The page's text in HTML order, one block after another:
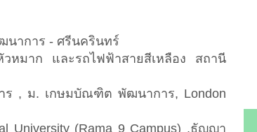
าการ - ศรีนครินทร์
มาก และรถไฟฟ้าสายสีเหลือง สถานี
ร , ม. เกษมบัณฑิต พัฒนาการ, London
University (Rama 9 Campus) ,ธัญญา